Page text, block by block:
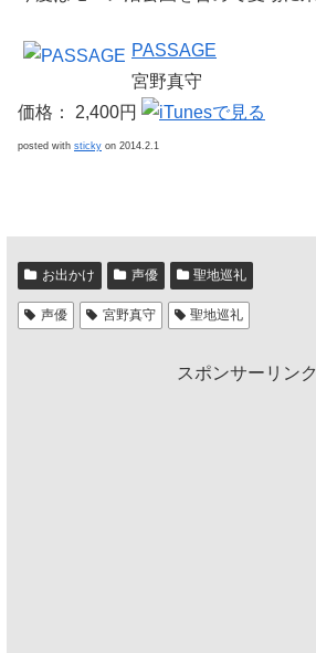
PASSAGE
宮野真守
価格： 2,400円
posted with sticky on 2014.2.1
お出かけ 声優 聖地巡礼
声優 宮野真守 聖地巡礼
スポンサーリンク